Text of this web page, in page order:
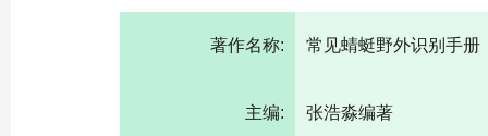
著作名称: 常见蜻蜓野外识别手册
主编: 张浩淼编著